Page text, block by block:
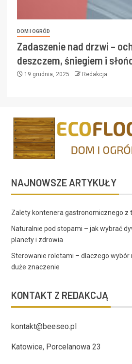
DOM I OGRÓD
Zadaszenie nad drzwi –
deszczem, śniegiem i
19 grudnia, 2025 Redakcja
NAJNOWSZE ARTYKUŁY
Zalety kontenera gastronomicznego z
Naturalnie pod stopami – jak wybrać
planety i zdrowia
Sterowanie roletami – dlaczego
duże znaczenie
KONTAKT Z REDAKCJĄ
kontakt@beeseo.pl
Katowice, Porcelanowa 23